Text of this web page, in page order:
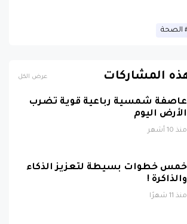
عاصفة شمسية رباعية قوية تضرب
الأرض اليوم
منذ 10 أشهر
والذاكرة !
منذ 11 شهرًا